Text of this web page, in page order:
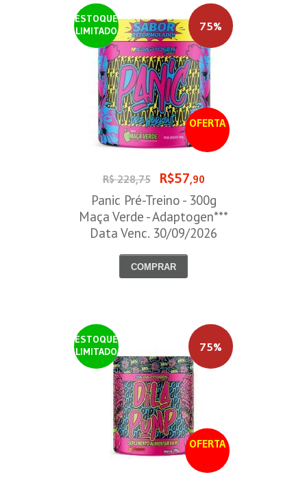
ESTOQUE
LIMITADO
OFERTA
75%
R$ 228,75 R$57,90
Panic Pré-Treino - 300g
Maça Verde - Adaptogen***
Data Venc. 30/09/2026
COMPRAR
ESTOQUE
LIMITADO
OFERTA
75%